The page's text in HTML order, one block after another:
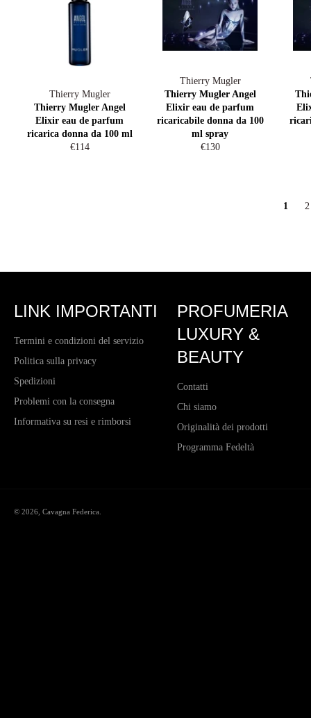
Thierry Mugler
Thierry Mugler Angel
Elixir eau de parfum
ricarica donna da 100 ml
Prezzo
€114
Thierry Mugler
Thierry Mugler Angel
Elixir eau de parfum
ricaricabile donna da 100
ml spray
Prezzo
€130
1 2
LINK IMPORTANTI
Termini e condizioni del servizio
Politica sulla privacy
Spedizioni
Problemi con la consegna
Informativa su resi e rimborsi
PROFUMERIA
LUXURY &
BEAUTY
Contatti
Chi siamo
Originalità dei prodotti
Programma Fedeltà
© 2026, Cavagna Federica